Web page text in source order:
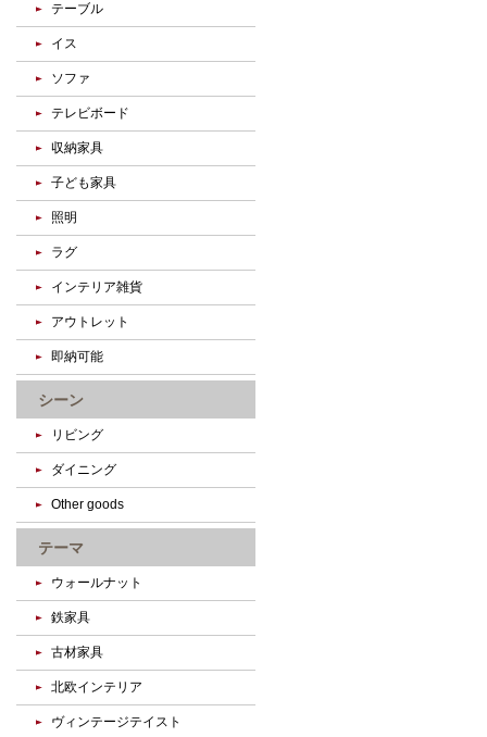
テーブル
イス
ソファ
テレビボード
収納家具
子ども家具
照明
ラグ
インテリア雑貨
アウトレット
即納可能
シーン
リビング
ダイニング
Other goods
テーマ
ウォールナット
鉄家具
古材家具
北欧インテリア
ヴィンテージテイスト